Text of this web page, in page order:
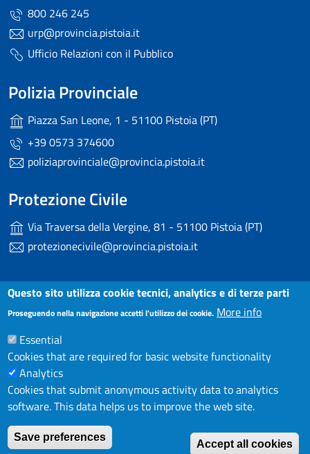
800 246 245
urp@provincia.pistoia.it
Ufficio Relazioni con il Pubblico
Polizia Provinciale
Piazza San Leone, 1 - 51100 Pistoia (PT)
+39 0573 374600
poliziaprovinciale@provincia.pistoia.it
Protezione Civile
Via Traversa della Vergine, 81 - 51100 Pistoia (PT)
protezionecivile@provincia.pistoia.it
Small prints
Useful links section
Dichiarazione di accessibilità
Note Legali
Privacy
Contatti
© 2025 Provincia di Pistoia
Questo sito utilizza cookie tecnici, analytics e di terze parti
Proseguendo nella navigazione accetti l'utilizzo dei cookie. More info
Essential
Cookies that are required for basic website functionality
Analytics
Cookies that submit anonymous activity data to analytics
software. This data helps us to improve the web site.
Save preferences
Accept all cookies